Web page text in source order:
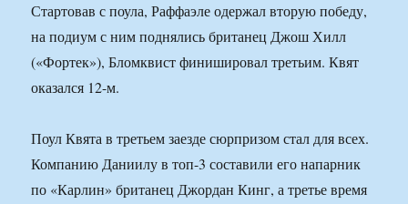
Стартовав с поула, Раффаэле одержал вторую победу,
на подиум с ним поднялись британец Джош Хилл
(«Фортек»), Бломквист финишировал третьим. Квят
оказался 12-м.
Поул Квята в третьем заезде сюрпризом стал для всех.
Компанию Даниилу в топ-3 составили его напарник
по «Карлин» британец Джордан Кинг, а третье время